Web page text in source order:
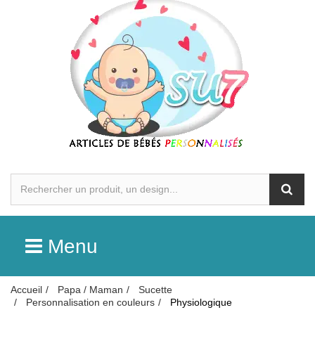
Menu
Accueil Papa / Maman
Sucette
Personnalisation en couleurs
Physiologique